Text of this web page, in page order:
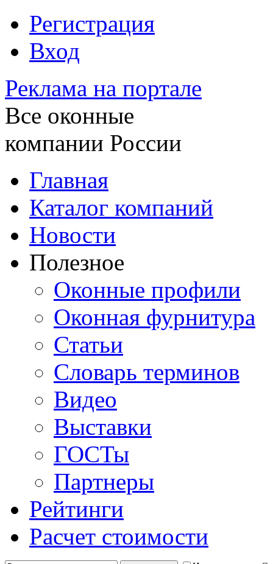
Регистрация
Вход
Реклама на портале
Все оконные
компании России
Главная
Каталог компаний
Новости
Полезное
Оконные профили
Оконная фурнитура
Статьи
Словарь терминов
Видео
Выставки
ГОСТы
Партнеры
Рейтинги
Расчет стоимости